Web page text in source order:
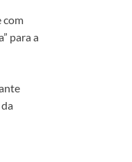
com
para a